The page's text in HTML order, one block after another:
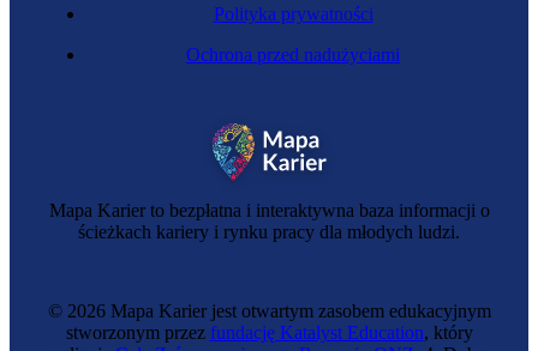
Mapa Karier to bezpłatna i interaktywna baza informacji o
ścieżkach kariery i rynku pracy dla młodych ludzi.
Polityka prywatności
Ochrona przed nadużyciami
© 2026 Mapa Karier jest otwartym zasobem edukacyjnym
stworzonym przez fundację Katalyst Education, który